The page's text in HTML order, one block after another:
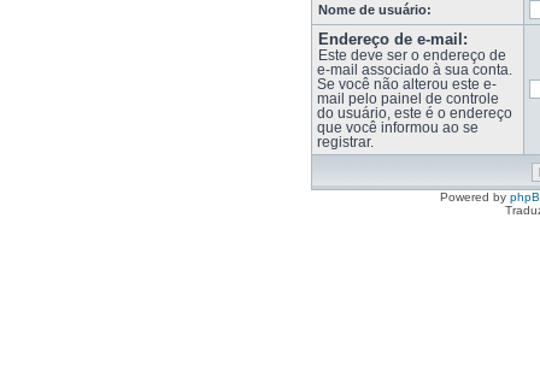
Nome de usuário:
Endereço de e-mail:
Este deve ser o endereço de
e-mail associado à sua conta.
Se você não alterou este e-
mail pelo painel de controle
do usuário, este é o endereço
que você informou ao se
registrar.
Powered by